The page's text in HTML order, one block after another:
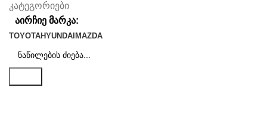
კატეგორიები
აირჩიე მარკა:
TOYOTAHYUNDAI MAZDA